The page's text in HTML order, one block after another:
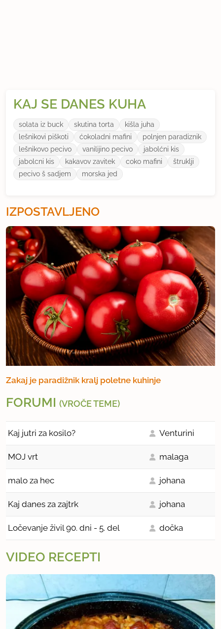
KAJ SE DANES KUHA
solata iz buck skutina torta
kišla juha
lešnikovi piškoti
ćokoladni mafini
polnjen paradiznik
lešnikovo pecivo
vanilijino pecivo
jabolćni kis
jabolcni kis
kakavov zavitek coko mafini
štruklji
pecivo š sadjem
morska jed
IZPOSTAVLJENO
Zakaj je paradižnik kralj poletne kuhinje
FORUMI (VROČE TEME)
Kaj jutri za kosilo? Venturini
MOJ vrt malaga
malo za hec johana
Kaj danes za zajtrk johana
Ločevanje živil 90. dni - 5. del dočka
VIDEO RECEPTI